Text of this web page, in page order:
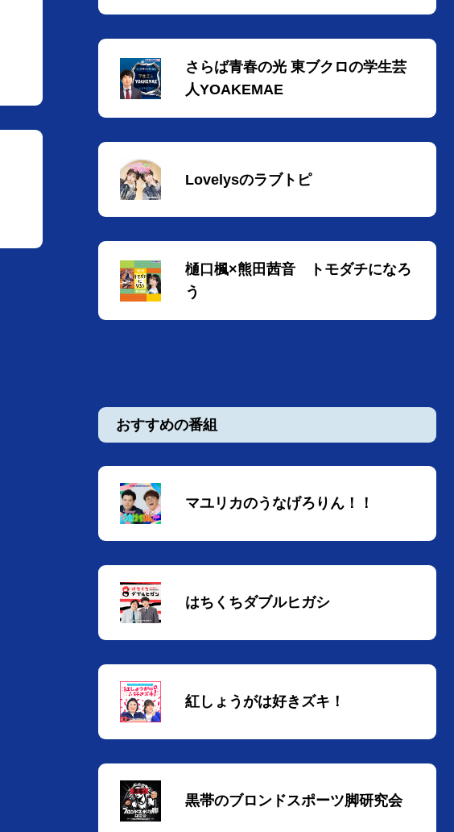
さらば青春の光 東ブクロの学生芸
人YOAKEMAE
Lovelysのラブトピ
樋口楓×熊田茜音 トモダチになろ
う
おすすめの番組
マユリカのうなげろりん！！
はちくちダブルヒガシ
紅しょうがは好きズキ！
黒帯のブロンドスポーツ脚研究会